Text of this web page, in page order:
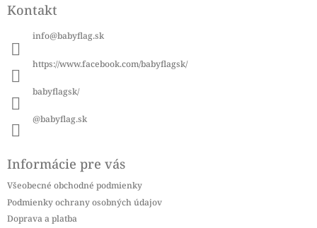
pKontakt
info@babyflag.sk
https://www.facebook.com/babyflagsk/
babyflagsk/
@babyflag.sk
Informácie pre vás
Všeobecné obchodné podmienky
Podmienky ochrany osobných údajov
Doprava a platba